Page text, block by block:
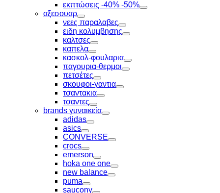
Toggle
εκπτώσεις -40% -50%
Toggle
αξεσουαρ
Toggle
νεες παραλαβες
Toggle
ειδη κολυμβησης
Toggle
καλτσες
Toggle
καπελα
Toggle
κασκολ-φουλαρια
Toggle
παγουρια-θερμοι
Toggle
πετσέτες
Toggle
σκουφοι-γαντια
Toggle
τσαντακια
Toggle
τσαντες
Toggle
brands γυναικεία
Toggle
adidas
Toggle
asics
Toggle
CONVERSE
Toggle
crocs
Toggle
emerson
Toggle
hoka one one
Toggle
new balance
Toggle
puma
Toggle
saucony